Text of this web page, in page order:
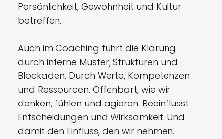
Persönlichkeit, Gewohnheit und Kultur
betreffen.
Auch im Coaching führt die Klärung
durch interne Muster, Strukturen und
Blockaden. Durch Werte, Kompetenzen
und Ressourcen. Offenbart, wie wir
denken, fühlen und agieren. Beeinflusst
Entscheidungen und Wirksamkeit. Und
damit den Einfluss, den wir nehmen.